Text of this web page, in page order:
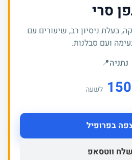
סרי
בעלת ניסיון רב, שיעורים עם
ועם סבלנות.
נתניה📍
150 לשעה
בפרופיל
שלח ווטסאפ